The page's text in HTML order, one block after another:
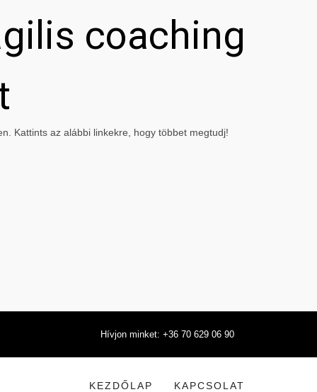
coaching
Kattints az alábbi linkekre, hogy többet megtudj!
Hívjon minket: +36 70 629 06 90
KEZDŐLAP KAPCSOLAT